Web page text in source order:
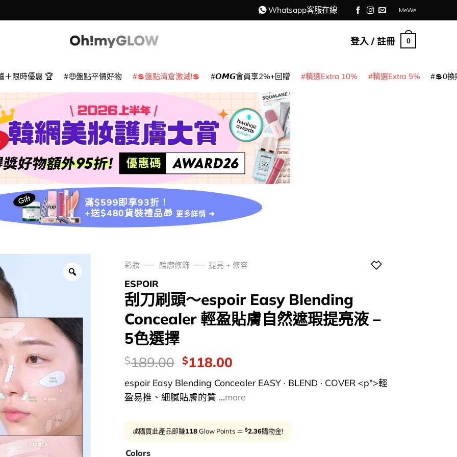
Whatsapp客服在線 MeWe
登入 / 註冊 0
＋限時優惠 🏆 🤑盤點平價好物 💲盤點清倉激減!💲 𝙊𝙈𝙂會員享2%+回贈 精選Extra 10% 精選Extra 5% 💲0換
滿$599即享93折！
+送$480貨裝禮品🎁 更多詳情 ➜
彩妝 輪廓修飾 提亮 + 修容
ESPOIR
刮刀刷頭～espoir Easy Blending
Concealer 輕盈貼膚自然遮瑕提亮液 –
5色選擇
價
$189.00 Original
was:
$189.00.
$118.00Current
is:
$118.00.
espoir Easy Blending Concealer EASY · BLEND · COVER <p">輕
盈易推、細膩貼膚的質 ...more
💰購買此產品即賺118Glow Points ＝ $2.36購物金!
Colors